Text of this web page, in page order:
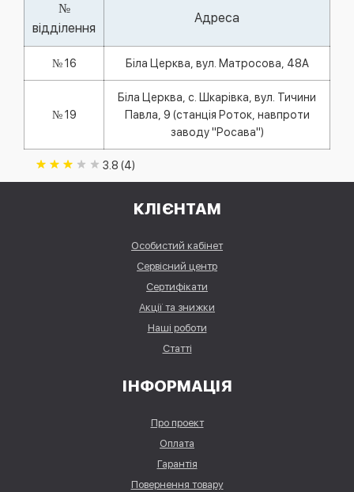
№
відділення
Адреса
№ 16 Біла Церква, вул. Матросова, 48А
№ 19
Біла Церква, с. Шкарівка, вул. Тичини
Павла, 9 (станція Роток, навпроти
заводу "Росава")
3.8 (4)
КЛІЄНТАМ
Особистий кабінет
Сервісний центр
Сертифікати
Акції та знижки
Наші роботи
Статті
ІНФОРМАЦІЯ
Про проект
Оплата
Гарантія
Повернення товару